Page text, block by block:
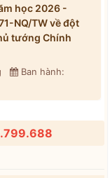
học 2026 -
NQ/TW về đột
tướng Chính
Ban hành: